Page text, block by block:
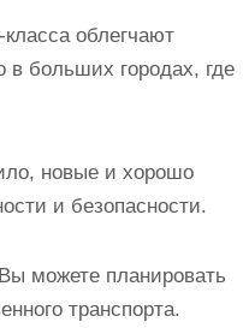
облегчают
в больших городах, где
новые и хорошо
и безопасности.
можете планировать
транспорта.